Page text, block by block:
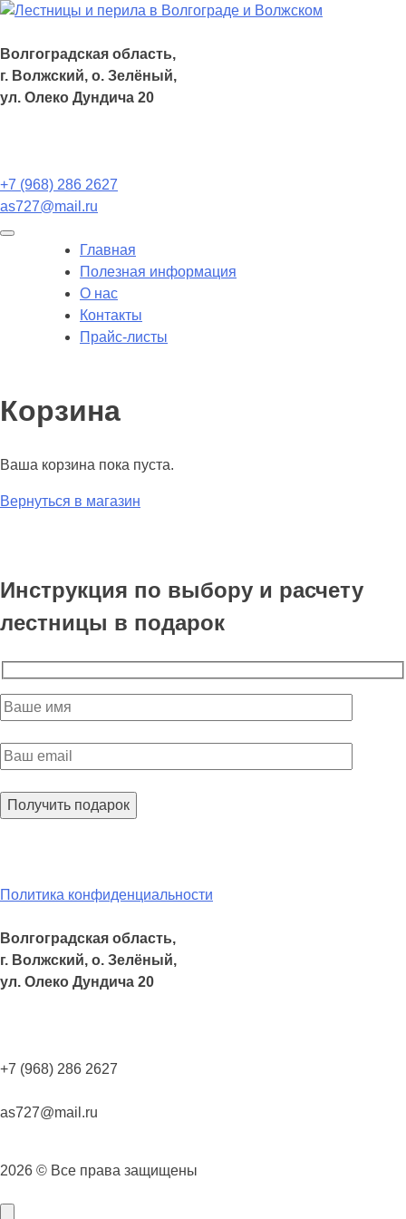
Волгоградская область,
г. Волжский, о. Зелёный,
ул. Олеко Дундича 20
+7 (968) 286 2627
as727@mail.ru
Главная
Полезная информация
О нас
Контакты
Прайс-листы
Корзина
Ваша корзина пока пуста.
Вернуться в магазин
Инструкция по выбору и расчету
лестницы в подарок
Политика конфиденциальности
Волгоградская область,
г. Волжский, о. Зелёный,
ул. Олеко Дундича 20
+7 (968) 286 2627
as727@mail.ru
2026 © Все права защищены